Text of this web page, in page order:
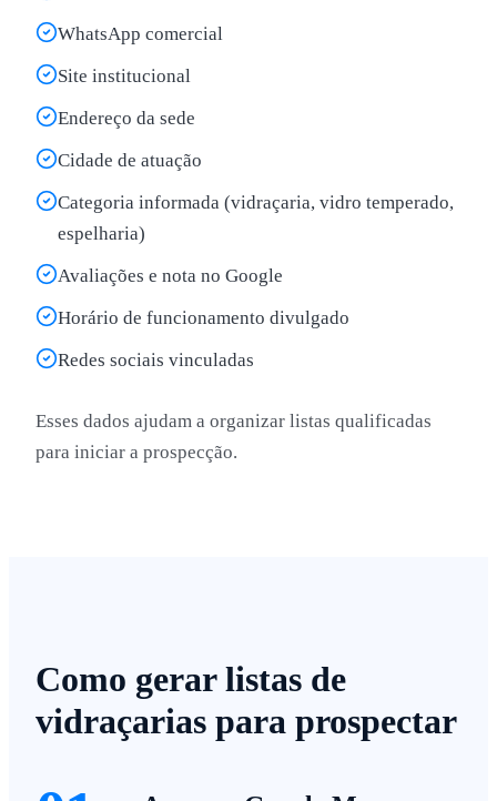
WhatsApp comercial
Site institucional
Endereço da sede
Cidade de atuação
Categoria informada (vidraçaria, vidro temperado,
espelharia)
Avaliações e nota no Google
Horário de funcionamento divulgado
Redes sociais vinculadas
Esses dados ajudam a organizar listas qualificadas
para iniciar a prospecção.
Como gerar listas de
vidraçarias para prospectar